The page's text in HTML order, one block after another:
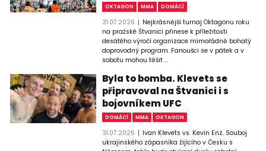
OKTAGON MMA DOMÁCÍ
31.07.2026
Nejkrásnější turnaj Oktagonu roku
na pražské Štvanici přinese k příležitosti
desátého výročí organizace mimořádně bohatý
doprovodný program. Fanoušci se v pátek a v
sobotu mohou těšit ...
Byla to bomba. Klevets se
připravoval na Štvanici i s
bojovníkem UFC
DOMÁCÍ MMA OKTAGON
31.07.2026
Ivan Klevets vs. Kevin Enz. Souboj
ukrajinského zápasníka žijícího v Česku s